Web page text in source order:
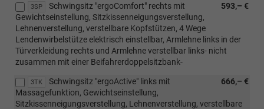
3SP 593,– €
Schwingsitz "ergoComfort" rechts mit
Gewichtseinstellung, Sitzkissenneigungsverstellung,
Lehnenverstellung, verstellbare Kopfstützen, 4 Wege
Lendenwirbelstütze elektrisch einstellbar, Armlehne links in der
Türverkleidung rechts und Armlehne verstellbar links- nicht
zusammen mit einer Beifahrerdoppelsitzbank-
3TK 666,– €
Schwingsitz "ergoActive" links mit
Massagefunktion, Gewichtseinstellung,
Sitzkissenneigungsverstellung, Lehnenverstellung, verstellbare